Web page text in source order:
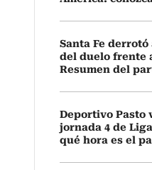
Santa Fe derrotó
del duelo frente
Resumen del
Deportivo Pasto
jornada 4 de
qué hora es el